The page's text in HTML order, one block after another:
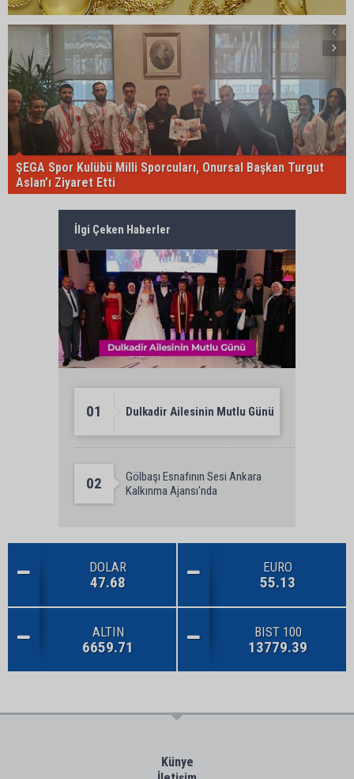
ŞEGA Spor Kulübü Milli Sporcuları, Onursal Başkan Turgut
Aslan’ı Ziyaret Etti
İlgi Çeken Haberler
01 Dulkadir Ailesinin Mutlu Günü
02
Gölbaşı Esnafının Sesi Ankara
Kalkınma Ajansı'nda
DOLAR
47.68
EURO
55.13
ALTIN
6659.71
BIST 100
13779.39
Künye